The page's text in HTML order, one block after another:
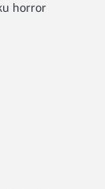
horror